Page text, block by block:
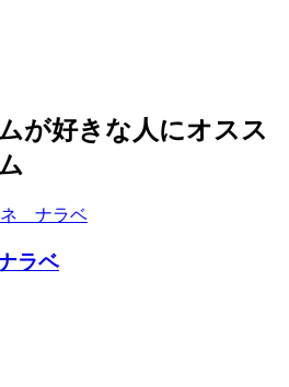
が好きな人にオスス
ラベ